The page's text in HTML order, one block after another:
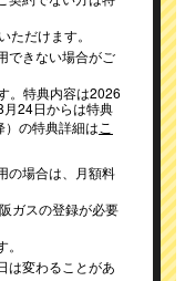
だけます。
できない場合がご
。特典内容は2026
24日からは特典
の特典詳細は こ
の場合は、月額料
ガスの登録が必要
は変わることがあ